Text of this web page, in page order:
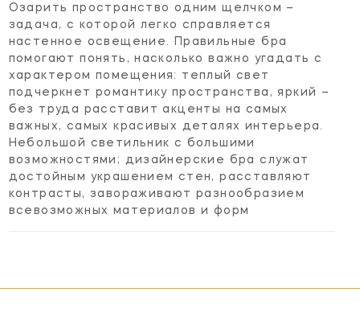
Озарить пространство одним щелчком –
задача, с которой легко справляется
настенное освещение. Правильные бра
помогают понять, насколько важно угадать с
характером помещения: теплый свет
подчеркнет романтику пространства, яркий –
без труда расставит акценты на самых
важных, самых красивых деталях интерьера.
Небольшой светильник с большими
возможностями; дизайнерские бра служат
достойным украшением стен, расставляют
контрасты, завораживают разнообразием
всевозможных материалов и форм